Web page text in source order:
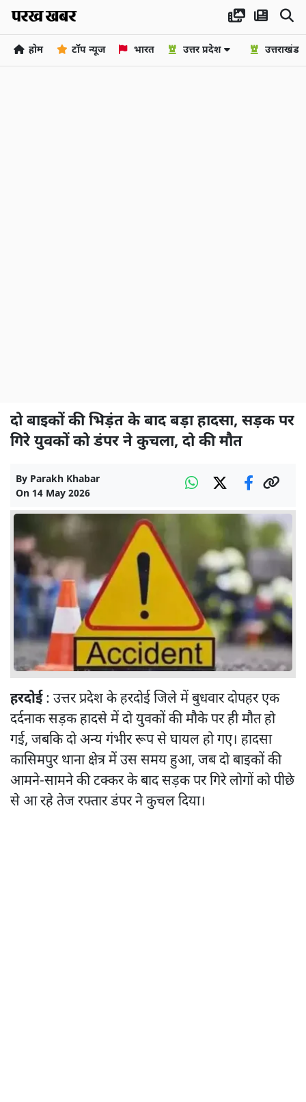
होम टॉप न्यूज भारत उत्तर प्रदेश उत्तराखंड
दो बाइकों की भिड़ंत के बाद बड़ा हादसा, सड़क पर
गिरे युवकों को डंपर ने कुचला, दो की मौत
By Parakh Khabar
On 14 May 2026
हरदोई: उत्तर प्रदेश के हरदोई जिले में बुधवार दोपहर एक
दर्दनाक सड़क हादसे में दो युवकों की मौके पर ही मौत हो
गई, जबकि दो अन्य गंभीर रूप से घायल हो गए। हादसा
कासिमपुर थाना क्षेत्र में उस समय हुआ, जब दो बाइकों की
आमने-सामने की टक्कर के बाद सड़क पर गिरे लोगों को पीछे
से आ रहे तेज रफ्तार डंपर ने कुचल दिया।